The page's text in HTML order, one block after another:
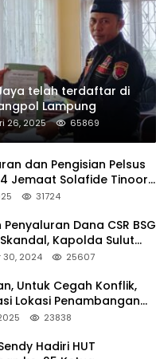
telah terdaftar di
Lampung
26, 2025 65869
dan Pengisian Pelsus
Jemaat Solafide Tinoor
Tata Gereja 2021, Toreh :
31724
Dana CSR BSG
Kapolda Sulut
Hal ini
30, 2024 25607
Untuk Cegah Konflik,
Lokasi Penambangan
23838
Hadiri HUT